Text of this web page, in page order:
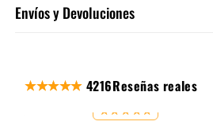
Envíos y Devoluciones
4216Reseñas reales